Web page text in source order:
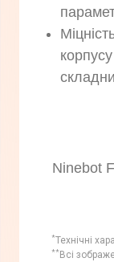
Ninebot
*Технічні
** Всі